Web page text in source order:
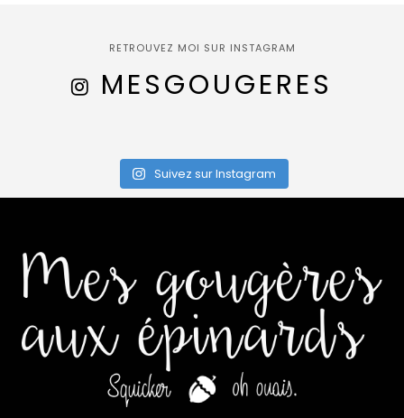
RETROUVEZ MOI SUR INSTAGRAM
MESGOUGERES
Suivez sur Instagram